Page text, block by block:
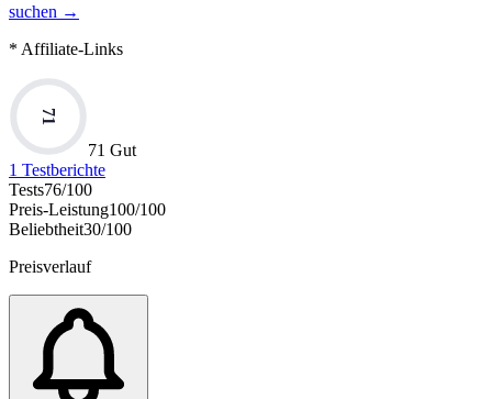
suchen →
* Affiliate-Links
71
71 Gut
1 Testberichte
Tests76/100
Preis-Leistung100/100
Beliebtheit30/100
Preisverlauf